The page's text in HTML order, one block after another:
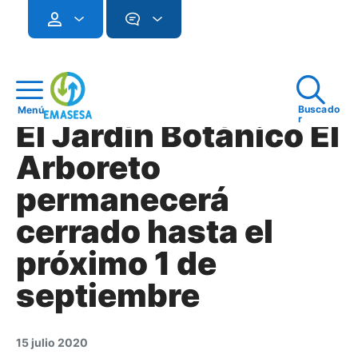
Menú
Buscado
r
El Jardín Botánico El
Arboreto
permanecerá
cerrado hasta el
próximo 1 de
septiembre
15 julio 2020